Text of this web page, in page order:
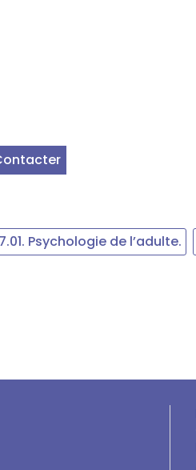
Psychologie de l’adulte.